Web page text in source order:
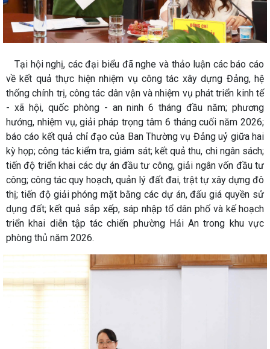
Tại hội nghị, các đại biểu đã nghe và thảo luận các báo cáo
về kết quả thực hiện nhiệm vụ công tác xây dựng Đảng, hệ
thống chính trị, công tác dân vận và nhiệm vụ phát triển kinh tế
- xã hội, quốc phòng - an ninh 6 tháng đầu năm; phương
hướng, nhiệm vụ, giải pháp trọng tâm 6 tháng cuối năm 2026;
báo cáo kết quả chỉ đạo của Ban Thường vụ Đảng uỷ giữa hai
kỳ họp; công tác kiểm tra, giám sát; kết quả thu, chi ngân sách;
tiến độ triển khai các dự án đầu tư công, giải ngân vốn đầu tư
công; công tác quy hoạch, quản lý đất đai, trật tự xây dựng đô
thị; tiến độ giải phóng mặt bằng các dự án, đấu giá quyền sử
dụng đất; kết quả sắp xếp, sáp nhập tổ dân phố và kế hoạch
triển khai diễn tập tác chiến phường Hải An trong khu vực
phòng thủ năm 2026.